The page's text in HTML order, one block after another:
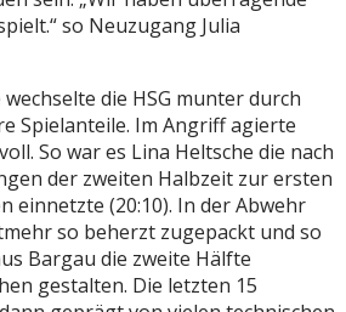
so Neuzugang Julia
die HSG munter durch
Spielanteile. Im Angriff agierte
So war es Lina Heltsche die nach
der zweiten Halbzeit zur ersten
einnetzte (20:10). In der Abwehr
so beherzt zugepackt und so
Bargau die zweite Hälfte
gestalten. Die letzten 15